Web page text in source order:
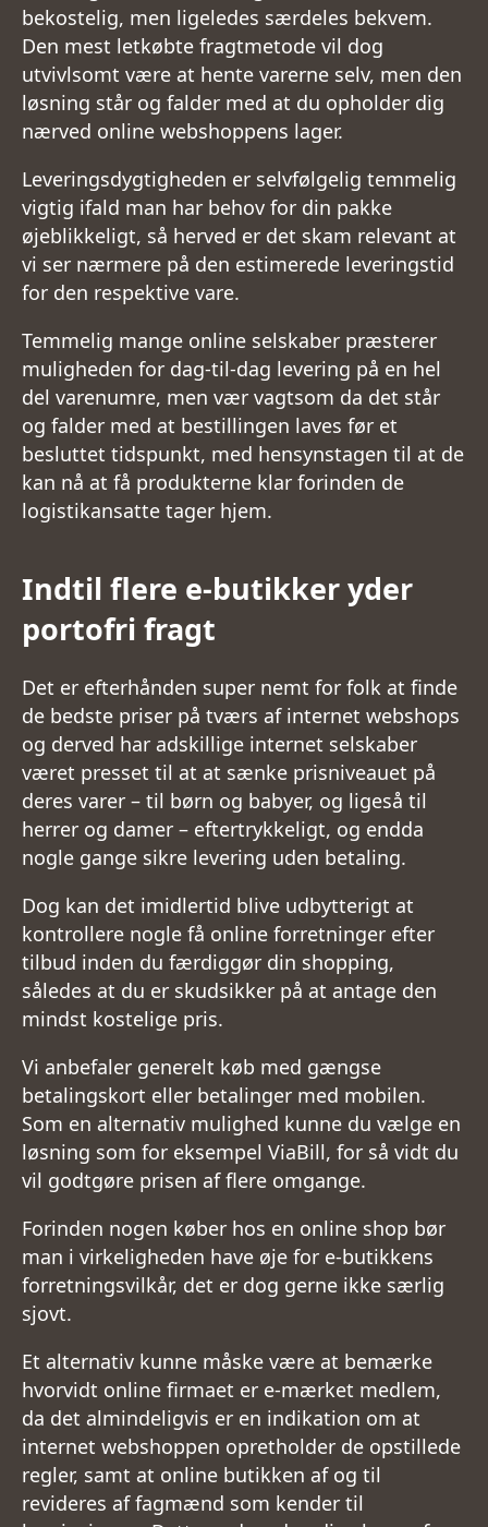
bekostelig, men ligeledes særdeles bekvem.
Den mest letkøbte fragtmetode vil dog
utvivlsomt være at hente varerne selv, men den
løsning står og falder med at du opholder dig
nærved online webshoppens lager.
Leveringsdygtigheden er selvfølgelig temmelig
vigtig ifald man har behov for din pakke
øjeblikkeligt, så herved er det skam relevant at
vi ser nærmere på den estimerede leveringstid
for den respektive vare.
Temmelig mange online selskaber præsterer
muligheden for dag-til-dag levering på en hel
del varenumre, men vær vagtsom da det står
og falder med at bestillingen laves før et
besluttet tidspunkt, med hensynstagen til at de
kan nå at få produkterne klar forinden de
logistikansatte tager hjem.
Indtil flere e-butikker yder
portofri fragt
Det er efterhånden super nemt for folk at finde
de bedste priser på tværs af internet webshops
og derved har adskillige internet selskaber
været presset til at at sænke prisniveauet på
deres varer – til børn og babyer, og ligeså til
herrer og damer – eftertrykkeligt, og endda
nogle gange sikre levering uden betaling.
Dog kan det imidlertid blive udbytterigt at
kontrollere nogle få online forretninger efter
tilbud inden du færdiggør din shopping,
således at du er skudsikker på at antage den
mindst kostelige pris.
Vi anbefaler generelt køb med gængse
betalingskort eller betalinger med mobilen.
Som en alternativ mulighed kunne du vælge en
løsning som for eksempel ViaBill, for så vidt du
vil godtgøre prisen af flere omgange.
Forinden nogen køber hos en online shop bør
man i virkeligheden have øje for e-butikkens
forretningsvilkår, det er dog gerne ikke særlig
sjovt.
Et alternativ kunne måske være at bemærke
hvorvidt online firmaet er e-mærket medlem,
da det almindeligvis er en indikation om at
internet webshoppen opretholder de opstillede
regler, samt at online butikken af og til
revideres af fagmænd som kender til